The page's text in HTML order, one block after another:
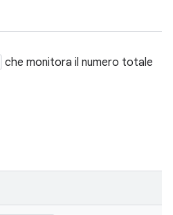
che monitora il numero totale